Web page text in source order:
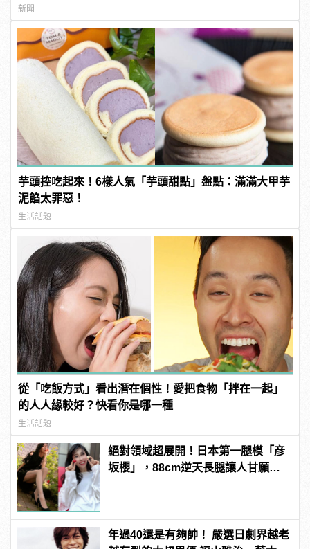
新聞
芋頭控吃起來！6樣人氣「芋頭甜點」盤點：滿滿大甲芋
泥餡太罪惡！
生活話題
從「吃飯方式」看出潛在個性！愛把食物「拌在一起」
的人人緣較好？快看你是哪一種
生活話題
絕對領域超展開！日本第一腿模「彦
坂櫻」，88cm逆天長腿讓人甘願拜
年過40還是有夠帥！ 嚴選日劇界越老